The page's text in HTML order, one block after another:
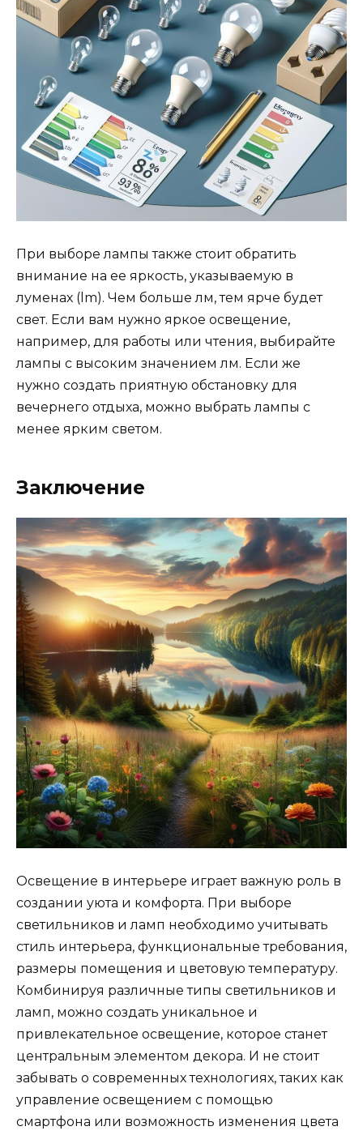
При выборе лампы также стоит обратить
внимание на ее яркость, указываемую в
луменах (lm). Чем больше лм, тем ярче будет
свет. Если вам нужно яркое освещение,
например, для работы или чтения, выбирайте
лампы с высоким значением лм. Если же
нужно создать приятную обстановку для
вечернего отдыха, можно выбрать лампы с
менее ярким светом.
Заключение
Освещение в интерьере играет важную роль в
создании уюта и комфорта. При выборе
светильников и ламп необходимо учитывать
стиль интерьера, функциональные требования,
размеры помещения и цветовую температуру.
Комбинируя различные типы светильников и
ламп, можно создать уникальное и
привлекательное освещение, которое станет
центральным элементом декора. И не стоит
забывать о современных технологиях, таких как
управление освещением с помощью
смартфона или возможность изменения цвета